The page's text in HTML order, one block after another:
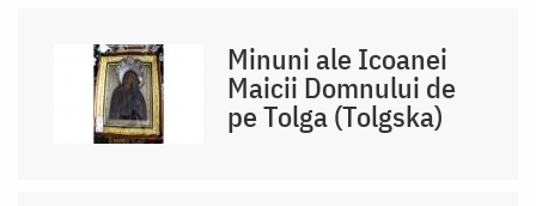
Minuni ale Icoanei
Maicii Domnului de
pe Tolga (Tolgska)